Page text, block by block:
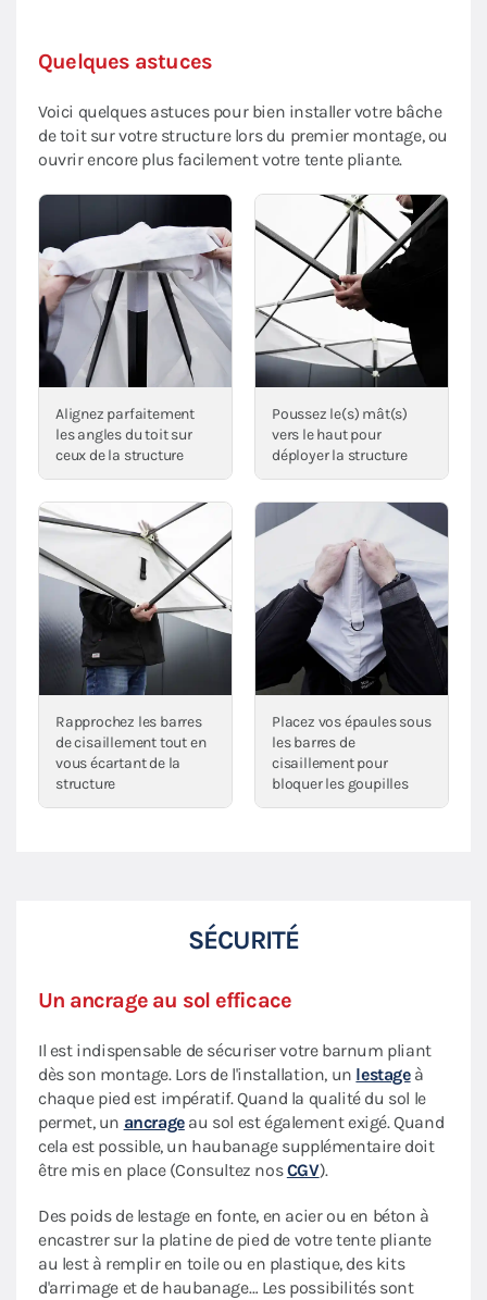
Quelques astuces
Voici quelques astuces pour bien installer votre bâche
de toit sur votre structure lors du premier montage, ou
ouvrir encore plus facilement votre tente pliante.
Alignez parfaitement
les angles du toit sur
ceux de la structure
Poussez le(s) mât(s)
vers le haut pour
déployer la structure
Rapprochez les barres
de cisaillement tout en
vous écartant de la
structure
Placez vos épaules sous
les barres de
cisaillement pour
bloquer les goupilles
SÉCURITÉ
Un ancrage au sol efficace
Il est indispensable de sécuriser votre barnum pliant
dès son montage. Lors de l'installation, un lestageà
chaque pied est impératif. Quand la qualité du sol le
permet, un ancrageau sol est également exigé. Quand
cela est possible, un haubanage supplémentaire doit
être mis en place (Consultez nosCGV).
Des poids de lestage en fonte, en acier ou en béton à
encastrer sur la platine de pied de votre tente pliante
au lest à remplir en toile ou en plastique, des kits
d'arrimage et de haubanage… Les possibilités sont